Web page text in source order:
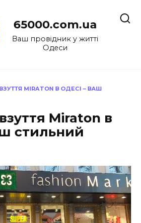
65000.com.ua
Ваш провідник у житті
Одеси
MIRATON В ОДЕСІ – ВАШ
Miraton в
стильний